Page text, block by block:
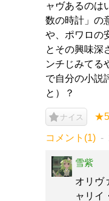
ャヴあるのは
数の時計」の
や、ポワロの
とその興味深
ンチじみてる
で自分の小説
と）？
ナイス
コメント(1)
雪紫
オリヴ
ャリイ